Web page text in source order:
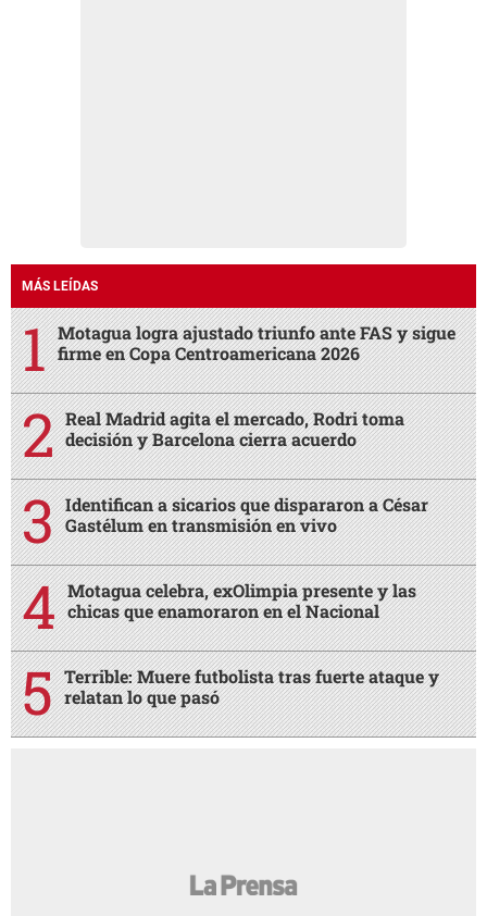
MÁS LEÍDAS
Motagua logra ajustado triunfo ante FAS y sigue
firme en Copa Centroamericana 2026
Real Madrid agita el mercado, Rodri toma
decisión y Barcelona cierra acuerdo
Identifican a sicarios que dispararon a César
Gastélum en transmisión en vivo
Motagua celebra, exOlimpia presente y las
chicas que enamoraron en el Nacional
Terrible: Muere futbolista tras fuerte ataque y
relatan lo que pasó